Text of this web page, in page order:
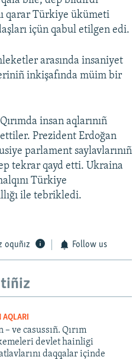
qarar Türkiye ükümeti
içün qabul etilgen edi.
arasında insaniyet
inkişafında müim bir
insan aqlarınıñ
Prezident Erdoğan
parlament saylavlarınıñ
tekrar qayd etti. Ukraina
Türkiye
ile tebrikledi.
oquñız Follow us
AQLARI
– ve casussıñ. Qırım
devlet hainligi
daqqalar içinde